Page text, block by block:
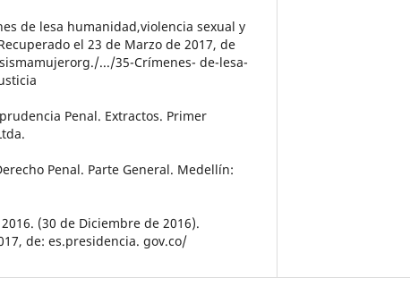
de lesa humanidad,violencia sexual y
el 23 de Marzo de 2017, de
.../35-Crímenes- de-lesa-
Penal. Extractos. Primer
Penal. Parte General. Medellín:
(30 de Diciembre de 2016).
de: es.presidencia. gov.co/